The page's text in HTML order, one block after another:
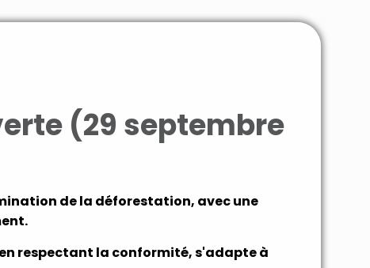
(29 septembre
de la déforestation, avec une
respectant la conformité, s'adapte à